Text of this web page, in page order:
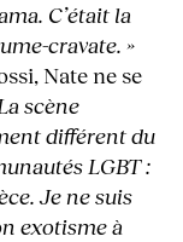
C’était la
cravate. »
Nate ne se
scène
différent du
LGBT :
Je ne suis
exotisme à